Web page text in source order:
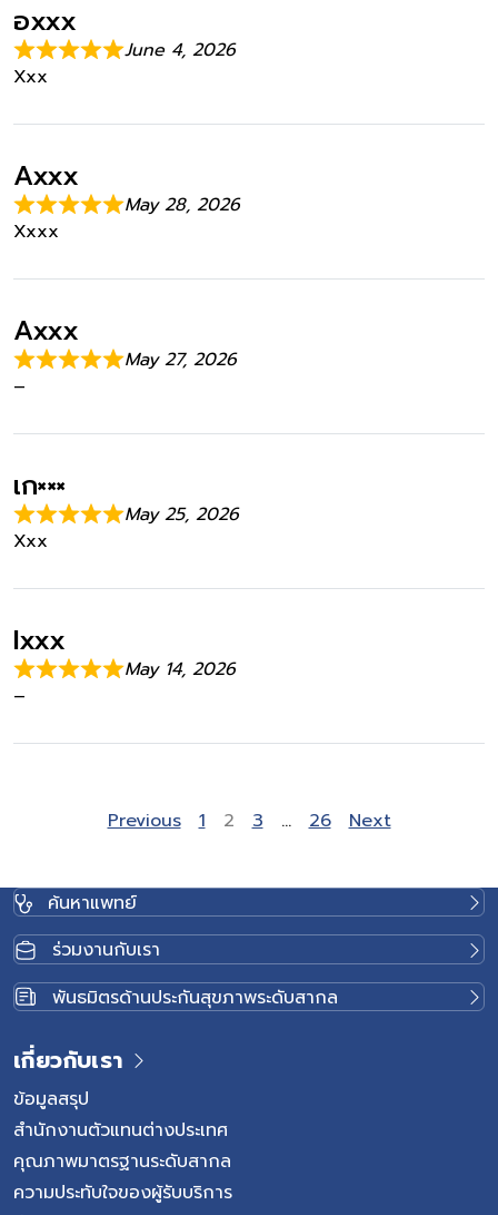
อxxx
June 4, 2026
Xxx
Axxx
May 28, 2026
Xxxx
Axxx
May 27, 2026
–
เก×××
May 25, 2026
Xxx
Ixxx
May 14, 2026
–
Site Reviews navigation
Previous Page
1 Page
2 Page
3 … Page
26 Next
ค้นหาแพทย์
ร่วมงานกับเรา
พันธมิตรด้านประกันสุขภาพระดับสากล
เกี่ยวกับเรา
ข้อมูลสรุป
สำนักงานตัวแทนต่างประเทศ
คุณภาพมาตรฐานระดับสากล
ความประทับใจของผู้รับบริการ